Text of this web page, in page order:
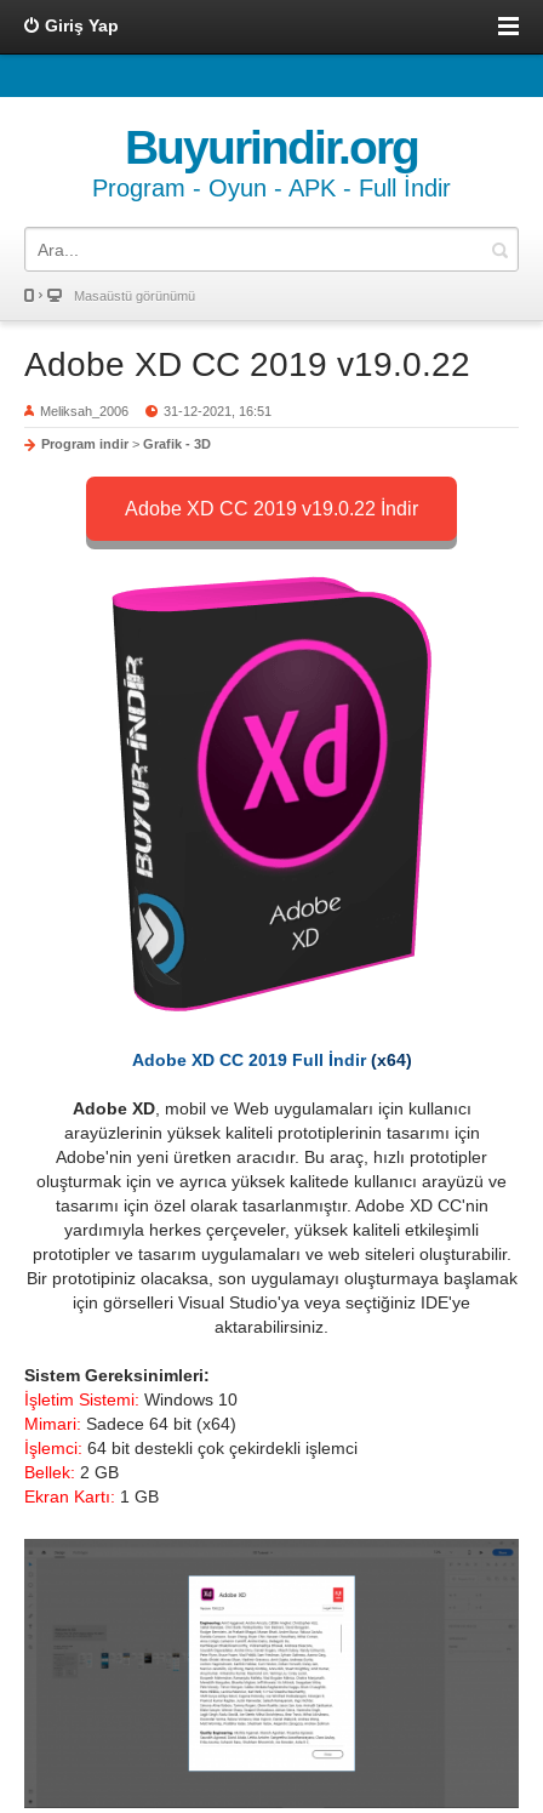
Giriş Yap
Buyurindir.org
Program - Oyun - APK - Full İndir
Masaüstü görünümü
Adobe XD CC 2019 v19.0.22
Meliksah_2006 31-12-2021, 16:51
Program indir > Grafik - 3D
Adobe XD CC 2019 v19.0.22 İndir
Adobe XD CC 2019 Full İndir (x64)
Adobe XD, mobil ve Web uygulamaları için kullanıcı
arayüzlerinin yüksek kaliteli prototiplerinin tasarımı için
Adobe'nin yeni üretken aracıdır. Bu araç, hızlı prototipler
oluşturmak için ve ayrıca yüksek kalitede kullanıcı arayüzü ve
tasarımı için özel olarak tasarlanmıştır. Adobe XD CC'nin
yardımıyla herkes çerçeveler, yüksek kaliteli etkileşimli
prototipler ve tasarım uygulamaları ve web siteleri oluşturabilir.
Bir prototipiniz olacaksa, son uygulamayı oluşturmaya başlamak
için görselleri Visual Studio'ya veya seçtiğiniz IDE'ye
aktarabilirsiniz.
Sistem Gereksinimleri:
İşletim Sistemi: Windows 10
Mimari: Sadece 64 bit (x64)
İşlemci: 64 bit destekli çok çekirdekli işlemci
Bellek: 2 GB
Ekran Kartı: 1 GB